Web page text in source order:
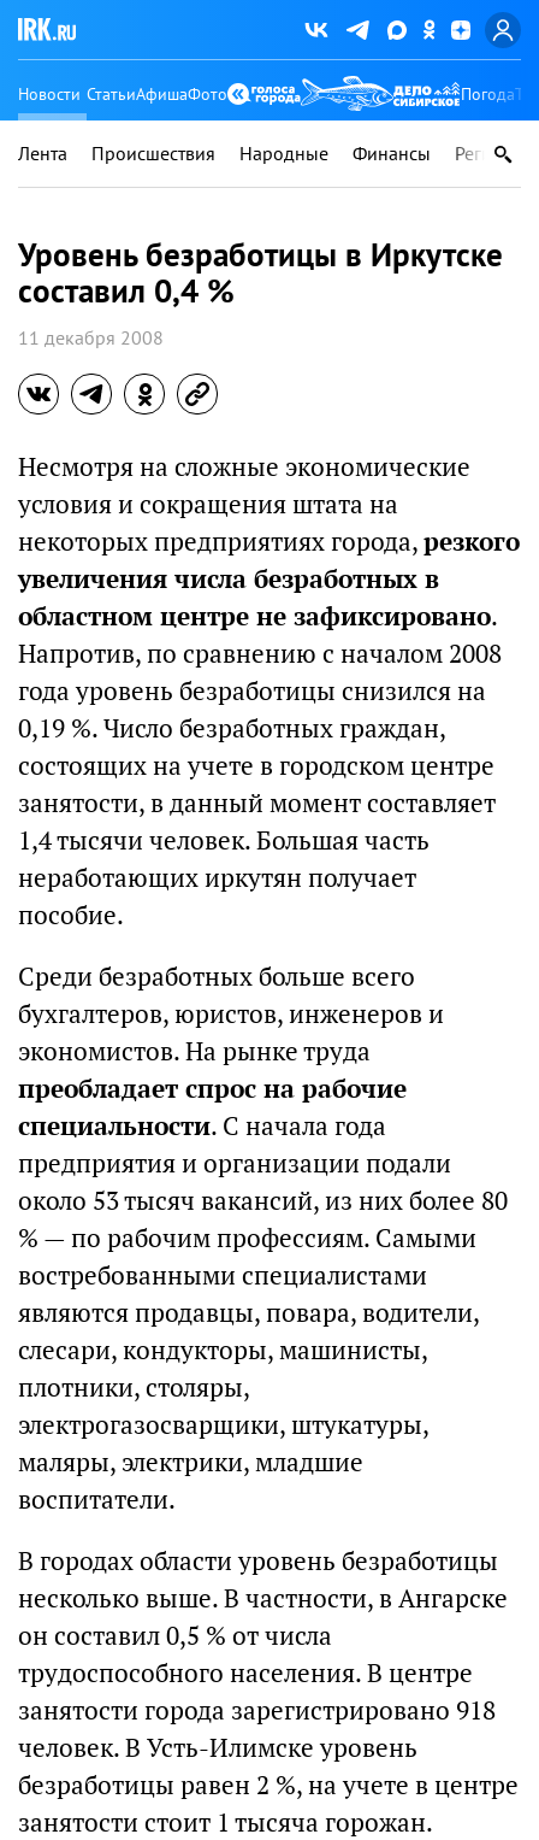
Новости СтатьиАфишаФото Погода
Лента Происшествия Народные Финансы Регионы
Уровень безработицы в Иркутске
составил 0,4 %
11 декабря 2008
Несмотря на сложные экономические
условия и сокращения штата на
некоторых предприятиях города,резкого
увеличения числа безработных в
областном центре не зафиксировано.
Напротив, по сравнению с началом 2008
года уровень безработицы снизился на
0,19 %. Число безработных граждан,
состоящих на учете в городском центре
занятости, в данный момент составляет
1,4 тысячи человек. Большая часть
неработающих иркутян получает
пособие.
Среди безработных больше всего
бухгалтеров, юристов, инженеров и
экономистов. На рынке труда
преобладает спрос на рабочие
специальности. С начала года
предприятия и организации подали
около 53 тысяч вакансий, из них более 80
% — по рабочим профессиям. Самыми
востребованными специалистами
являются продавцы, повара, водители,
слесари, кондукторы, машинисты,
плотники, столяры,
электрогазосварщики, штукатуры,
маляры, электрики, младшие
воспитатели.
В городах области уровень безработицы
несколько выше. В частности, в Ангарске
он составил 0,5 % от числа
трудоспособного населения. В центре
занятости города зарегистрировано 918
человек. В Усть-Илимске уровень
безработицы равен 2 %, на учете в центре
занятости стоит 1 тысяча горожан.